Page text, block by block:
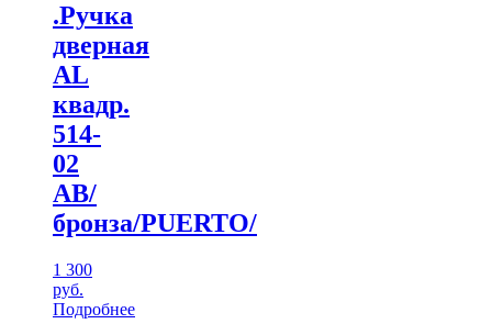
.Ручка
дверная
AL
квадр.
514-
02
АВ/
бронза/PUERTO/
1 300
руб.
Подробнее